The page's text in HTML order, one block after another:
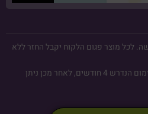
לכל מוצר פגום הלקוח יקבל החזר ללא
כל רכישת מנוי באתר – המינימום הנדרש 4 חודשים, לאחר מכן ניתן